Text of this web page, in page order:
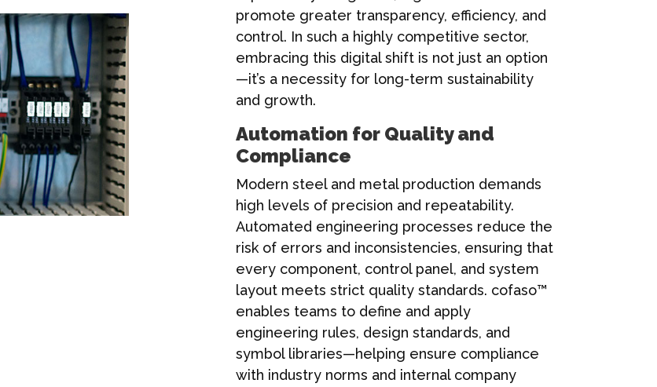
promote greater transparency, efficiency, and
control. In such a highly competitive sector,
embracing this digital shift is not just an option
—it’s a necessity for long-term sustainability
and growth.
Automation for Quality and
Compliance
Modern steel and metal production demands
high levels of precision and repeatability.
Automated engineering processes reduce the
risk of errors and inconsistencies, ensuring that
every component, control panel, and system
layout meets strict quality standards. cofaso™
enables teams to define and apply
engineering rules, design standards, and
symbol libraries—helping ensure compliance
with industry norms and internal company